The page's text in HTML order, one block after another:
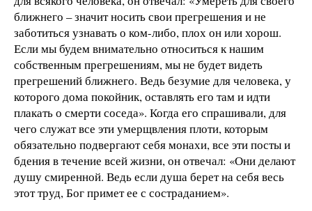
ближнего – значит носить свои прегрешения и не
заботиться узнавать о ком-либо, плох он или хорош.
Если мы будем внимательно относиться к нашим
собственным прегрешениям, мы не будет видеть
прегрешений ближнего. Ведь безумие для человека, у
которого дома покойник, оставлять его там и идти
плакать о смерти соседа». Когда его спрашивали, для
чего служат все эти умерщвления плоти, которым
обязательно подвергают себя монахи, все эти посты и
бдения в течение всей жизни, он отвечал: «Они делают
душу смиренной. Ведь если душа берет на себя весь
этот труд, Бог примет ее с состраданием».